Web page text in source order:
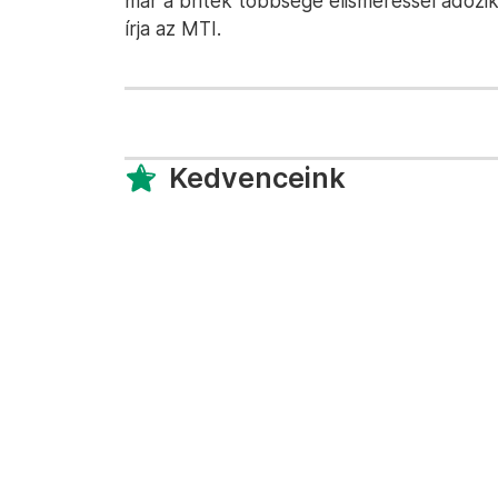
írja az MTI.
Kedvenceink